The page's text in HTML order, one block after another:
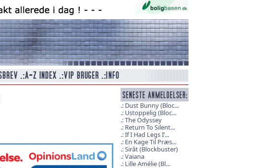
Dust Bunny (Bloc...
Ustoppelig (Bloc...
The Odyssey
Return To Silent...
If I Had Legs I’...
En Kage Til Præs...
Sirât (Blockbuster)
Vaiana
Lille Amélie (Bl...